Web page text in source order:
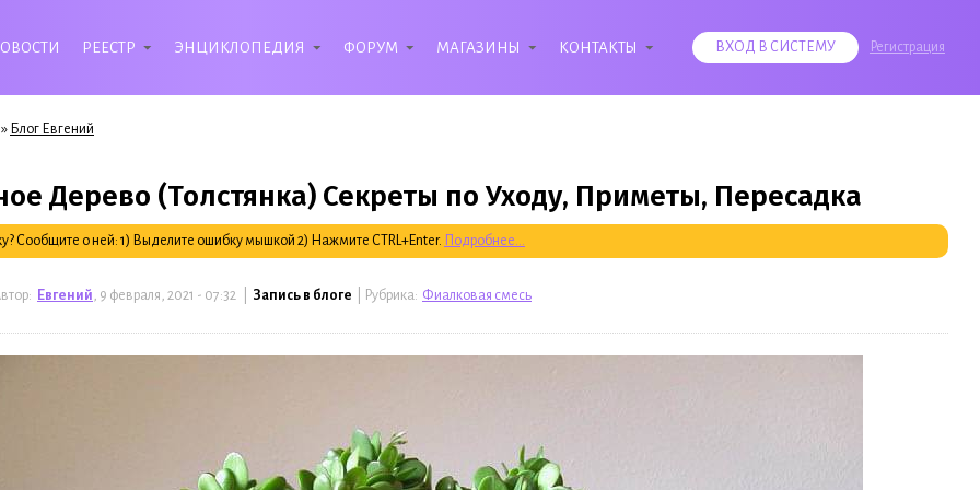
РЕЕСТР ЭНЦИКЛОПЕДИЯ ФОРУМ МАГАЗИНЫ КОНТАКТЫ ВХОД В СИСТЕМУ Регистрация
» Блог Евгений
Дерево (Толстянка) Секреты по Уходу, Приметы, Пересадка
Сообщите о ней: 1) Выделите ошибку мышкой 2) Нажмите CTRL+Enter. Подробнее...
Евгений , 9 февраля, 2021 - 07:32 | Запись в блоге | Рубрика: Фиалковая смесь